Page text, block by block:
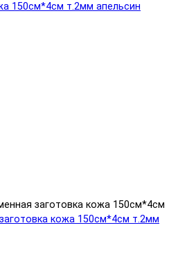
заготовка кожа 150см*4см
кожа 150см*4см т.2мм